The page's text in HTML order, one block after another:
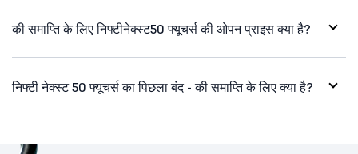
की समाप्ति के लिए निफ्टीनेक्स्ट50 फ्यूचर्स की ओपन प्राइस क्या है?
निफ्टी नेक्स्ट 50 फ्यूचर्स का पिछला बंद - की समाप्ति के लिए क्या है?